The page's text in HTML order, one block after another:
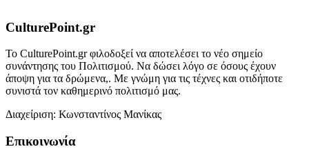
CulturePoint.gr
Το CulturePoint.gr φιλοδοξεί να αποτελέσει το νέο σημείο
συνάντησης του Πολιτισμού. Να δώσει λόγο σε όσους έχουν
άποψη για τα δρώμενα,. Με γνώμη για τις τέχνες και οτιδήποτε
συνιστά τον καθημερινό πολιτισμό μας.
Διαχείριση: Κωνσταντίνος Μανίκας
Επικοινωνία